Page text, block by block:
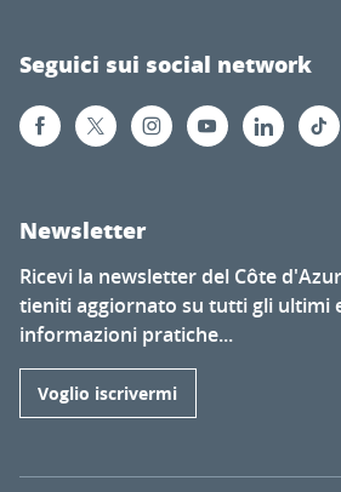
Seguici sui social network
Newsletter
Ricevi la newsletter del Côte
tieniti aggiornato su tutti gli ultimi
informazioni pratiche...
Voglio iscrivermi